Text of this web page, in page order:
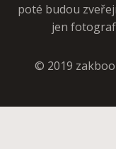
poté budou
jen
© 2019